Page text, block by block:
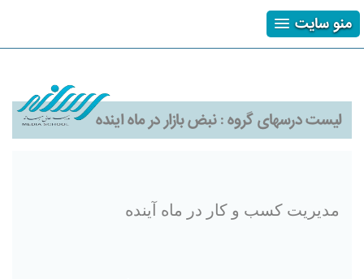
منو سایت
لیست درسهای گروه :نبض بازار در ماه اینده
مدیریت کسب و کار در ماه آینده